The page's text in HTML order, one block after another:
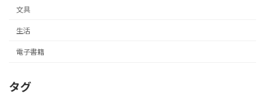
文具
生活
電子書籍
タグ